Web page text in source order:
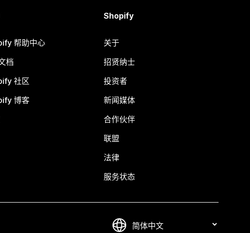
帮助中心
档
社区
博客
Shopify
关于
招贤纳士
投资者
新闻媒体
合作伙伴
联盟
法律
服务状态